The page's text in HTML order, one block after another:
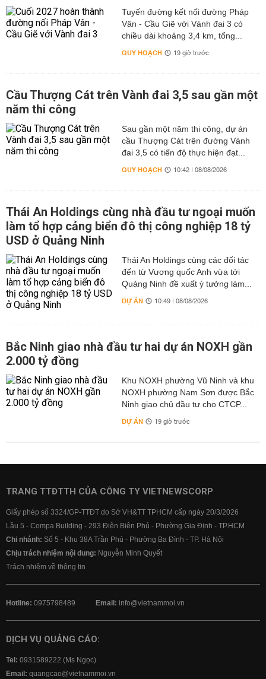
Tuyến đường kết nối đường Pháp
Vân - Cầu Giẽ với Vành đai 3 có
chiều dài khoảng 3,4 km, tổng...
QUY HOẠCH 19 giờ trước
Cầu Thượng Cát trên Vành đai 3,5 sau gần một
năm thi công
Sau gần một năm thi công, dự án
cầu Thượng Cát trên đường Vành
đai 3,5 có tiến độ thực hiện đạt...
QUY HOẠCH 10:42 | 08/08/2026
Thái An Holdings cùng nhà đầu tư ngoại muốn
làm tổ hợp cảng biển đô thị công nghiệp 18 tỷ
USD ở Quảng Ninh
Thái An Holdings cùng các đối tác
đến từ Vương quốc Anh vừa tới
Quảng Ninh đề xuất ý tưởng làm...
DỰ ÁN 10:49 | 08/08/2026
Bắc Ninh giao nhà đầu tư hai dự án NOXH gần
2.000 tỷ đồng
Khu NOXH phường Vũ Ninh và khu
NOXH phường Nam Sơn được Bắc
Ninh giao chủ đầu tư cho CTCP...
DỰ ÁN 19 giờ trước
TRANG TTĐTTH CỦA CÔNG TY VIETNEWSCORP
Giấy phép số 3324/GP-TTĐT do Sở VH&TT TPHCM cấp ngày 20/3/2026
Lầu 5 - Compa Building - 293 Điện Biên Phủ - Phường Gia Định - TP.HCM
Chi nhánh: Số 5 - Khu 38A Trần Phú - Phường Ba Đình - TP. Hà Nội
Chịu trách nhiệm nội dung: Nguyễn Minh Quyết
Trách nhiệm về thông tin
Hotline: 0975798489 Email: info@vietnammoi.vn
DỊCH VỤ QUẢNG CÁO:
Tel: 0931589222 (Ms Ngọc)
Email: quangcao@vietnammoi.vn